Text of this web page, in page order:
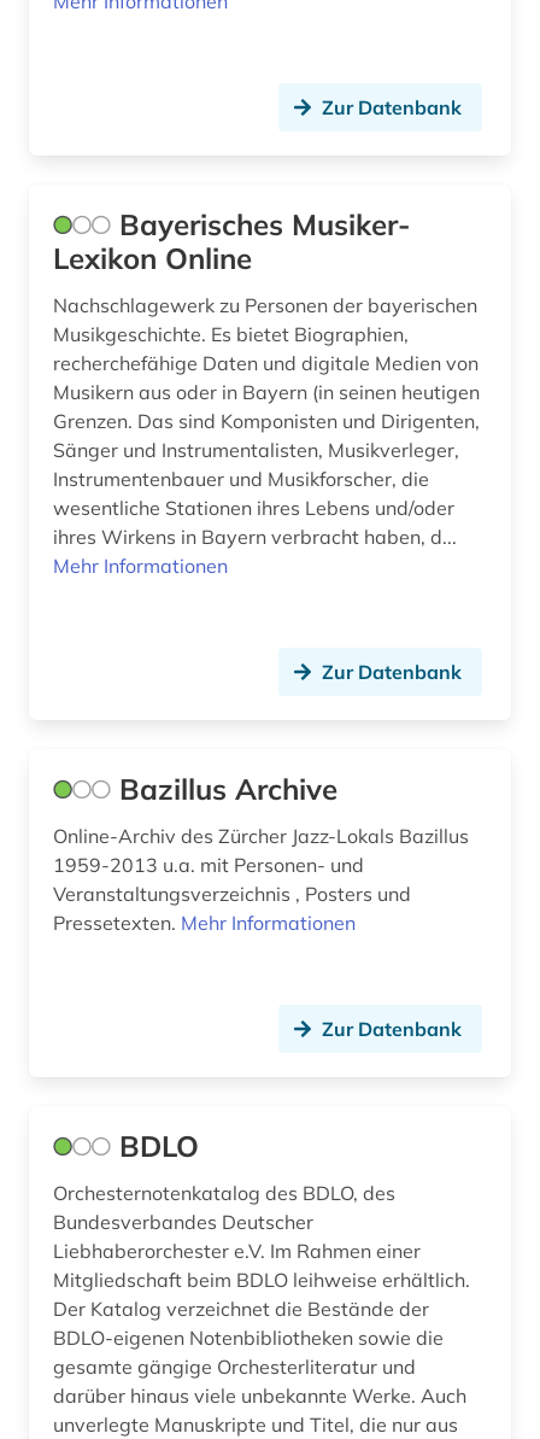
liszt (1)
literatur (3)
literaturwissenschaft (2)
liturgischer gesang (2)
louis (1)
ludwig (1)
ludwig van (1)
ludwig van beethoven (3)
marburg (1)
massimo (1)
mechanisches klavier (1)
mehrstimmigkeit &lt;musik&gt; (1)
mendelssohn bartholdy, felix | komponist;
pianist; organist; dirigent; musiker (1)
messe (1)
mittelalter (4)
mittelrhein-gebiet (1)
Zur Datenbank
Bayerisches Musiker-
Lexikon Online
Nachschlagewerk zu Personen der bayerischen
Musikgeschichte. Es bietet Biographien,
recherchefähige Daten und digitale Medien von
Musikern aus oder in Bayern (in seinen heutigen
Grenzen. Das sind Komponisten und Dirigenten,
Sänger und Instrumentalisten, Musikverleger,
Instrumentenbauer und Musikforscher, die
wesentliche Stationen ihres Lebens und/oder
ihres Wirkens in Bayern verbracht haben, d...
Mehr Informationen
Zur Datenbank
Bazillus Archive
Online-Archiv des Zürcher Jazz-Lokals Bazillus
1959-2013 u.a. mit Personen- und
Veranstaltungsverzeichnis , Posters und
Pressetexten. Mehr Informationen
Zur Datenbank
BDLO
Orchesternotenkatalog des BDLO, des
Bundesverbandes Deutscher
Liebhaberorchester e.V. Im Rahmen einer
Mitgliedschaft beim BDLO leihweise erhältlich.
Der Katalog verzeichnet die Bestände der
BDLO-eigenen Notenbibliotheken sowie die
gesamte gängige Orchesterliteratur und
darüber hinaus viele unbekannte Werke. Auch
unverlegte Manuskripte und Titel, die nur aus